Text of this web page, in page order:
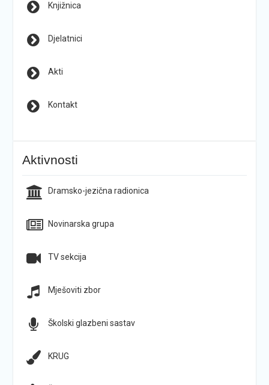
Knjižnica
Djelatnici
Akti
Kontakt
Aktivnosti
Dramsko-jezična radionica
Novinarska grupa
TV sekcija
Mješoviti zbor
Školski glazbeni sastav
KRUG